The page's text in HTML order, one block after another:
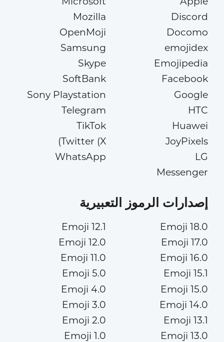
Discord
Docomo
emojidex
Emojipedia
Facebook
Google
HTC
Huawei
JoyPixels
LG
Messenger
Mozilla
OpenMoji
Samsung
Skype
SoftBank
Sony Playstation
Telegram
TikTok
Twitter (X)
WhatsApp
إصدارات الرموز التعبيرية
Emoji 18.0
Emoji 17.0
Emoji 16.0
Emoji 15.1
Emoji 15.0
Emoji 14.0
Emoji 13.1
Emoji 13.0
Emoji 12.1
Emoji 12.0
Emoji 11.0
Emoji 5.0
Emoji 4.0
Emoji 3.0
Emoji 2.0
Emoji 1.0